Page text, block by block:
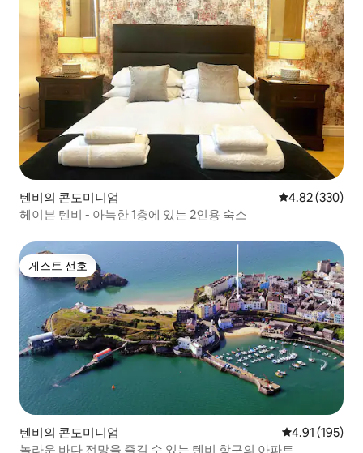
텐비의 콘도미니엄 평점 4.82점(5
4.82 (330)
헤이븐 텐비 - 아늑한 1층에 있는 2인용 숙소
게스트 선호
게스트 선호
텐비의 콘도미니엄 평점 4.91점(5
4.91 (195)
놀라운 바다 전망을 즐길 수 있는 텐비 항구의 아파트